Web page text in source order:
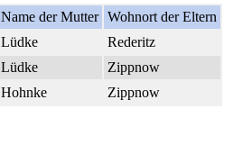
Name der Mutter Wohnort der Eltern
Lüdke
Rederitz
Lüdke
Zippnow
Hohnke Zippnow